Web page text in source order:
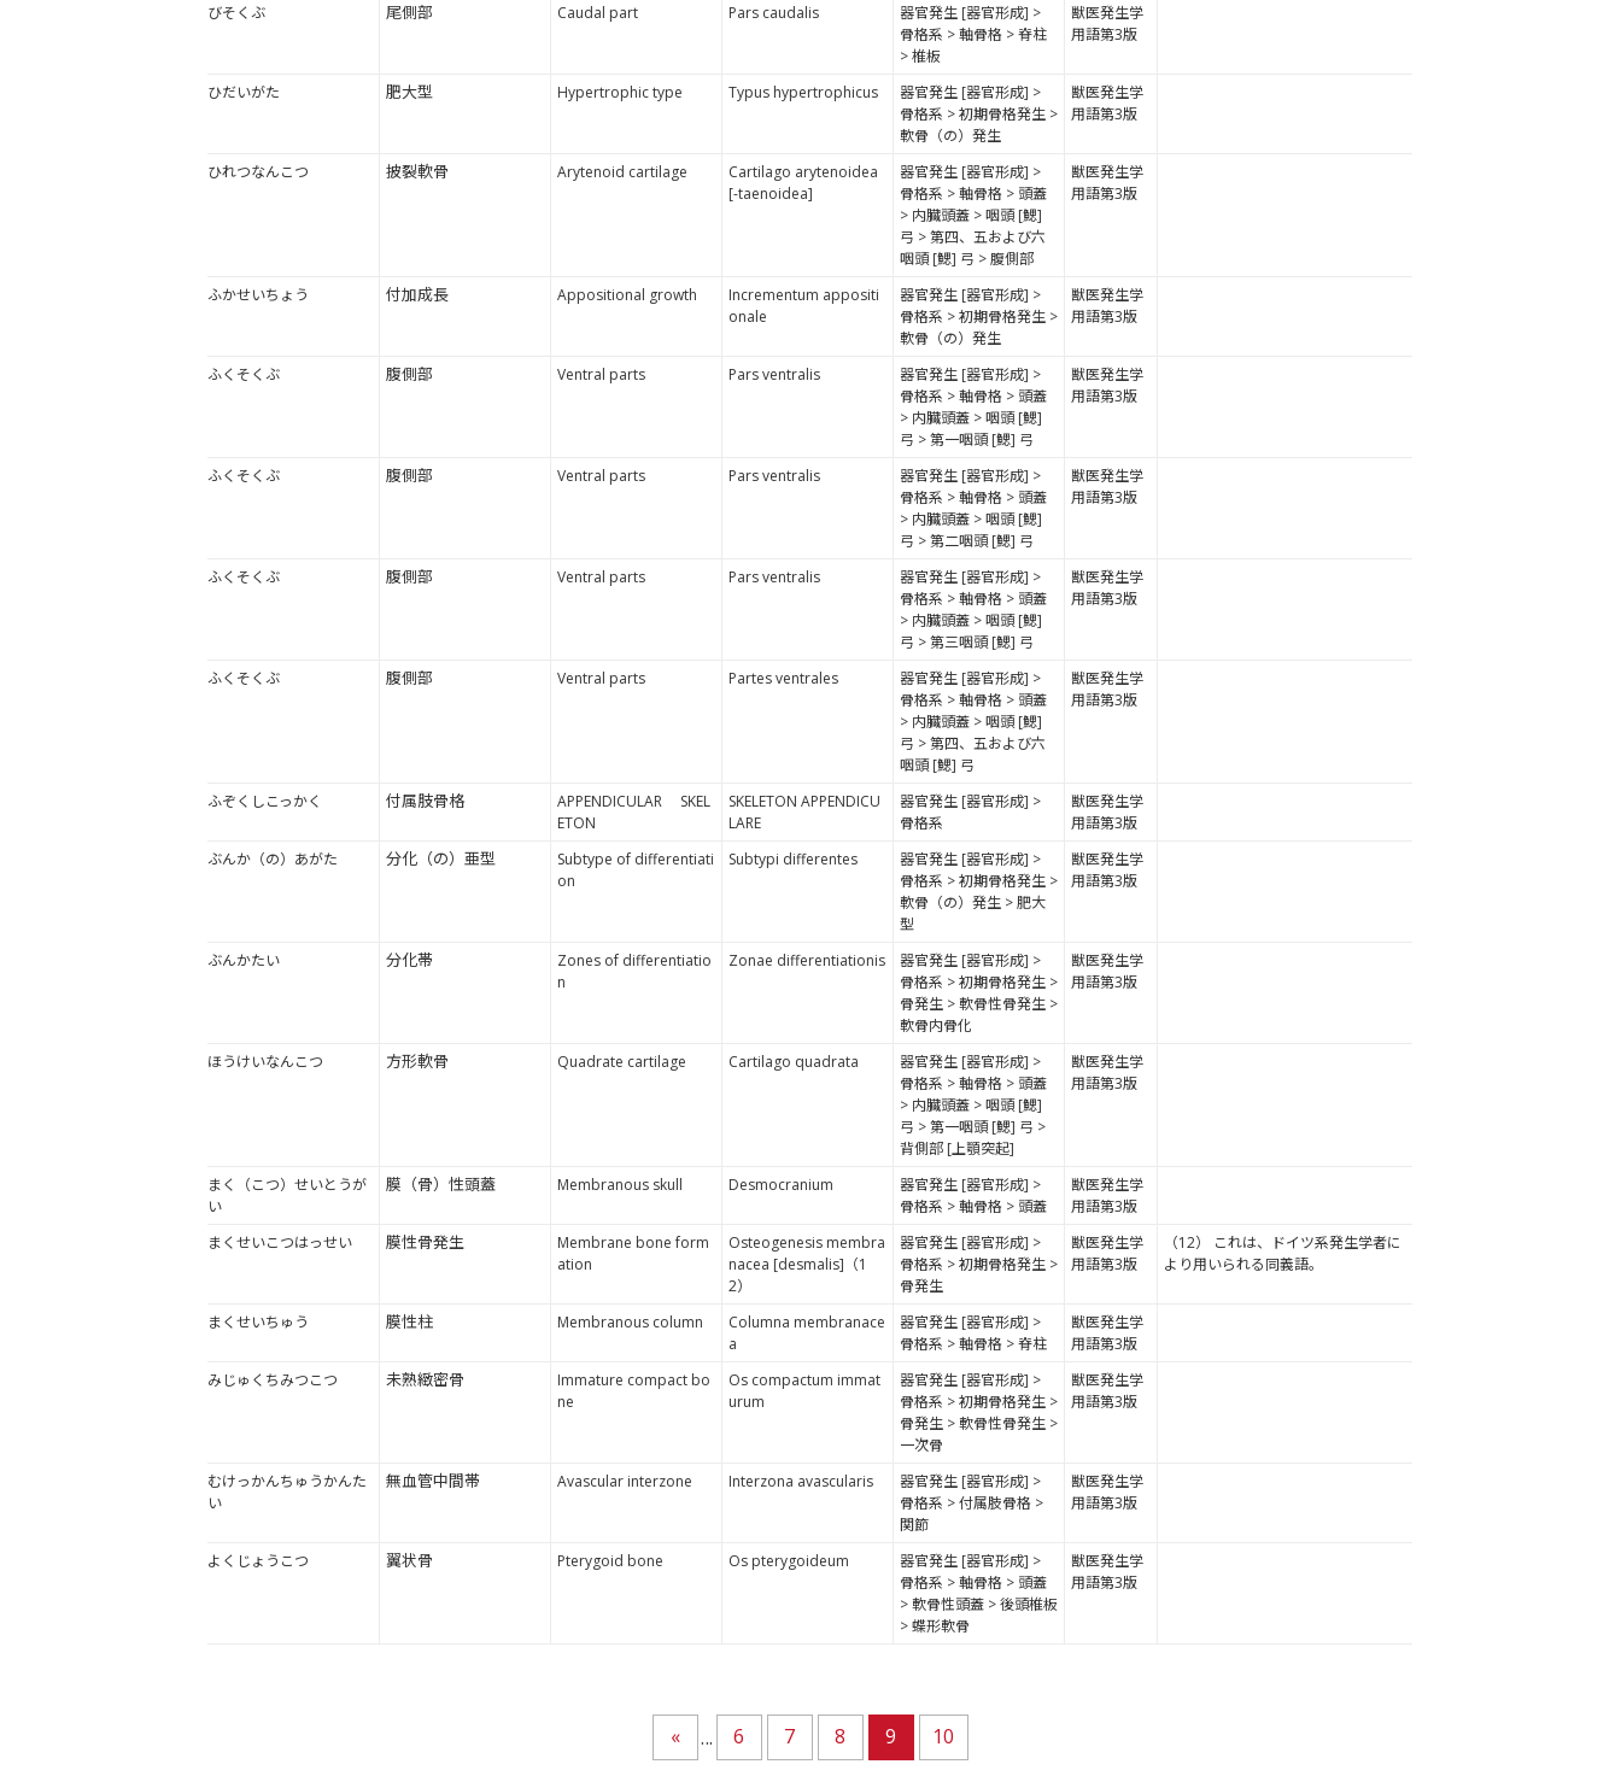
びそくぶ 尾側部 Caudal part Pars caudalis
器官発生 [器官形成] >
骨格系 > 軸骨格 > 脊柱
> 椎板
獣医発生学
用語第3版
ひだいがた 肥大型 Hypertrophic type Typus hypertrophicus
器官発生 [器官形成] >
骨格系 > 初期骨格発生 >
軟骨（の）発生
獣医発生学
用語第3版
ひれつなんこつ 披裂軟骨 Arytenoid cartilage
Cartilago arytenoidea
[-taenoidea]
器官発生 [器官形成] >
骨格系 > 軸骨格 > 頭蓋
> 内臓頭蓋 > 咽頭 [鰓]
弓 > 第四、五および六
咽頭 [鰓] 弓 > 腹側部
獣医発生学
用語第3版
ふかせいちょう 付加成長 Appositional growth
Incrementum appositi
onale
器官発生 [器官形成] >
骨格系 > 初期骨格発生 >
軟骨（の）発生
獣医発生学
用語第3版
ふくそくぶ 腹側部 Ventral parts Pars ventralis
器官発生 [器官形成] >
骨格系 > 軸骨格 > 頭蓋
> 内臓頭蓋 > 咽頭 [鰓]
弓 > 第一咽頭 [鰓] 弓
獣医発生学
用語第3版
ふくそくぶ 腹側部 Ventral parts Pars ventralis
器官発生 [器官形成] >
骨格系 > 軸骨格 > 頭蓋
> 内臓頭蓋 > 咽頭 [鰓]
弓 > 第二咽頭 [鰓] 弓
獣医発生学
用語第3版
ふくそくぶ 腹側部 Ventral parts Pars ventralis
器官発生 [器官形成] >
骨格系 > 軸骨格 > 頭蓋
> 内臓頭蓋 > 咽頭 [鰓]
弓 > 第三咽頭 [鰓] 弓
獣医発生学
用語第3版
ふくそくぶ 腹側部 Ventral parts Partes ventrales
器官発生 [器官形成] >
骨格系 > 軸骨格 > 頭蓋
> 内臓頭蓋 > 咽頭 [鰓]
弓 > 第四、五および六
咽頭 [鰓] 弓
獣医発生学
用語第3版
ふぞくしこっかく 付属肢骨格
APPENDICULAR SKEL
ETON
SKELETON APPENDICU
LARE
器官発生 [器官形成] >
骨格系
獣医発生学
用語第3版
ぶんか（の）あがた
分化（の）亜型
Subtype of differentiati
on
Subtypi differentes
器官発生 [器官形成] >
骨格系 > 初期骨格発生 >
軟骨（の）発生 > 肥大
型
獣医発生学
用語第3版
ぶんかたい 分化帯
Zones of differentiatio
n
Zonae differentiationis
器官発生 [器官形成] >
骨格系 > 初期骨格発生 >
骨発生 > 軟骨性骨発生 >
軟骨内骨化
獣医発生学
用語第3版
ほうけいなんこつ 方形軟骨 Quadrate cartilage Cartilago quadrata
器官発生 [器官形成] >
骨格系 > 軸骨格 > 頭蓋
> 内臓頭蓋 > 咽頭 [鰓]
弓 > 第一咽頭 [鰓] 弓 >
背側部 [上顎突起]
獣医発生学
用語第3版
まく（こつ）せいとうが
い
膜（骨）性頭蓋 Membranous skull Desmocranium
器官発生 [器官形成] >
骨格系 > 軸骨格 > 頭蓋
獣医発生学
用語第3版
まくせいこつはっせい
膜性骨発生
Membrane bone form
ation
Osteogenesis membra
nacea [desmalis]（1
2）
器官発生 [器官形成] >
骨格系 > 初期骨格発生 >
骨発生
獣医発生学
用語第3版
（12） これは、ドイツ系発生学者に
より用いられる同義語。
まくせいちゅう 膜性柱 Membranous column
Columna membranace
a
器官発生 [器官形成] >
骨格系 > 軸骨格 > 脊柱
獣医発生学
用語第3版
みじゅくちみつこつ
未熟緻密骨
Immature compact bo
ne
Os compactum immat
urum
器官発生 [器官形成] >
骨格系 > 初期骨格発生 >
骨発生 > 軟骨性骨発生 >
一次骨
獣医発生学
用語第3版
むけっかんちゅうかんた
い
無血管中間帯 Avascular interzone Interzona avascularis
器官発生 [器官形成] >
骨格系 > 付属肢骨格 >
関節
獣医発生学
用語第3版
よくじょうこつ 翼状骨 Pterygoid bone Os pterygoideum
器官発生 [器官形成] >
骨格系 > 軸骨格 > 頭蓋
> 軟骨性頭蓋 > 後頭椎板
> 蝶形軟骨
獣医発生学
用語第3版
« ... 6 7 8 9 10